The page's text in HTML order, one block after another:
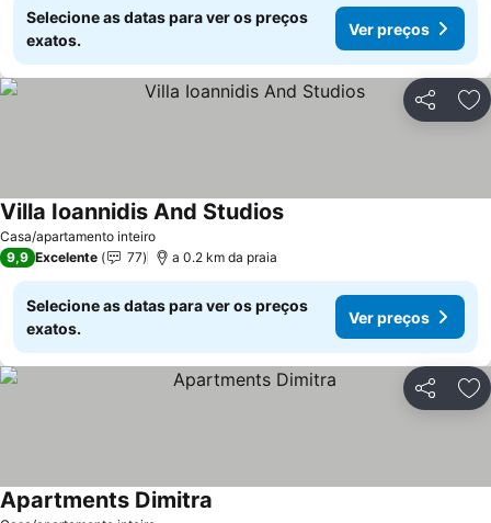
Selecione as datas para ver os preços
exatos.
Ver preços
Partilhar
Casa/apartamento inteiro
Villa Ioannidis And Studios
9,9 Excelente 77 a 0.2 km da praia
Selecione as datas para ver os preços
exatos.
Ver preços
Partilhar
Apartments Dimitra